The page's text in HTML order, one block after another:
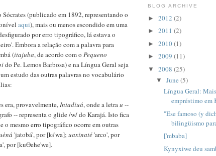
(publicado em 1892, representando o
aqui), mais ou menos escondido em uma
por erro tipográfico, lá estava o
Embora a relação com a palavra para
(itajuba, de acordo com o Pequeno
do Pe. Lemos Barbosa) e na Língua Geral seja
estudo das outras palavras no vocabulário
era, provavelmente,Intadiuá, onde a letrau --
-- representa o glide /w/ do Karajá. Isto fica
o mesmo erro tipográfico ocorre em outras
'jatobá', por [kɨ'wa]; uaxinaté'arco', por
por [kuƟehe'we].
BLOG ARCHIVE
► 2012 (2)
► 2011 (2)
► 2010(1)
► 2009 (11)
▼ 2008 (25)
▼ June (5)
Língua Geral:
empréstimo em
"Ese famoso (y
bilingüismo
['mbaba]
Kynyxiwe deu